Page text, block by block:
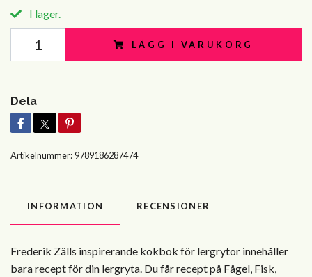
I lager.
LÄGG I VARUKORG
Dela
Artikelnummer:9789186287474
INFORMATION RECENSIONER
Frederik Zälls inspirerande kokbok för lergrytor innehåller
bara recept för din lergryta. Du får recept på Fågel, Fisk,